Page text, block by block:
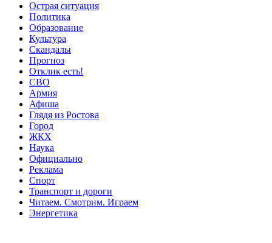
Острая ситуация
Политика
Образование
Культура
Скандалы
Прогноз
Отклик есть!
СВО
Армия
Афиша
Глядя из Ростова
Город
ЖКХ
Наука
Официально
Реклама
Спорт
Транспорт и дороги
Читаем. Смотрим. Играем
Энергетика